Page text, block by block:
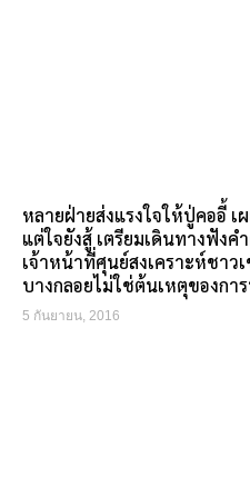
หลายฝ่ายส่งแรงใจให้ปู่คออี้ เ
แต่ใจยังสู้ เตรียมเดินทางฟัง
เจ้าหน้าที่ศุนย์สงเคราะห์ชาว
บางกลอยไม่ใช่ต้นเหตุของกา
5 กันยายน, 2016